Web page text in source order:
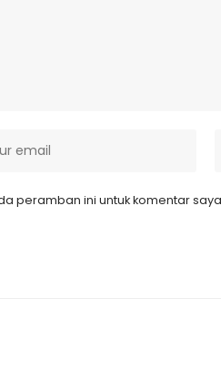
peramban ini untuk komentar